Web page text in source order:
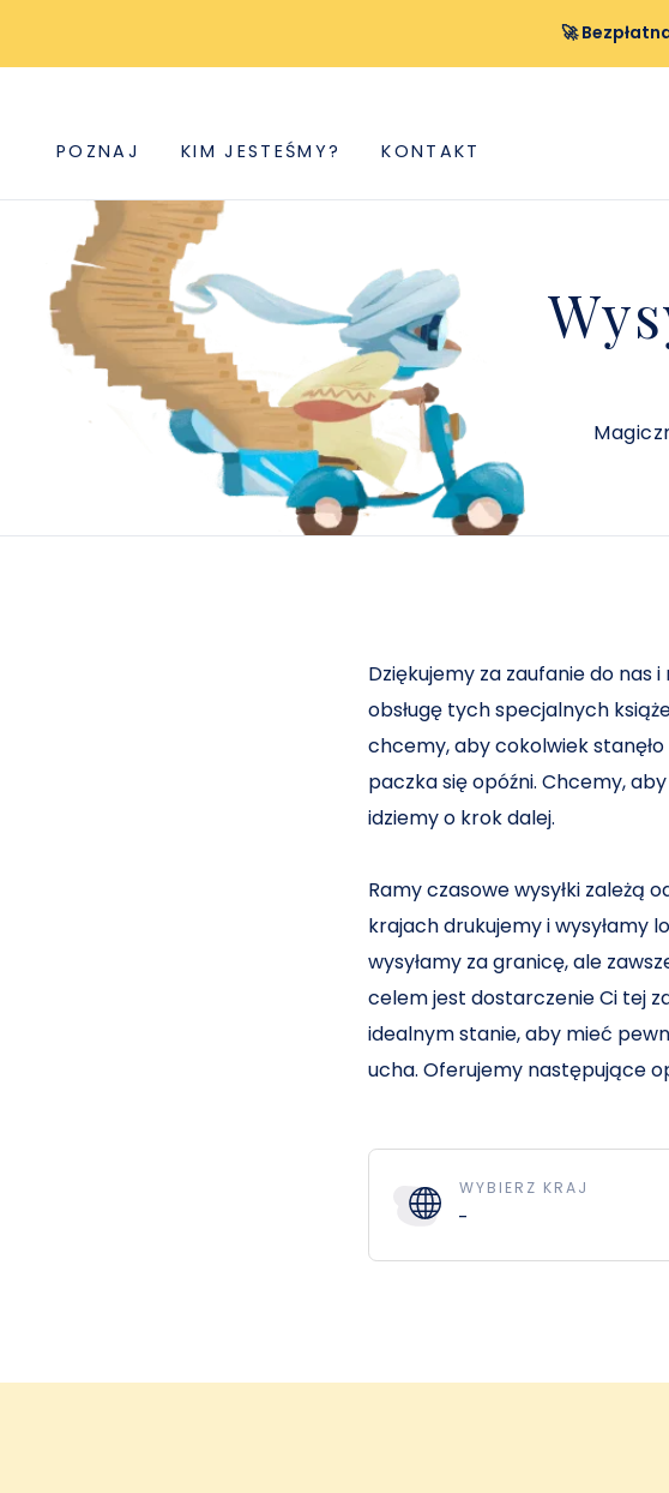
🚀
POZNAJ KIM JESTEŚMY? KONTAKT
Dziękujemy za zaufanie do nas
obsługę tych specjalnych
chcemy, aby cokolwiek
paczka się opóźni. Chcemy,
idziemy o krok dalej.
Ramy czasowe wysyłki zależą
krajach drukujemy i wysyłamy
wysyłamy za granicę, ale
celem jest dostarczenie Ci tej
idealnym stanie, aby mieć
ucha. Oferujemy następujące
WYBIERZ KRAJ